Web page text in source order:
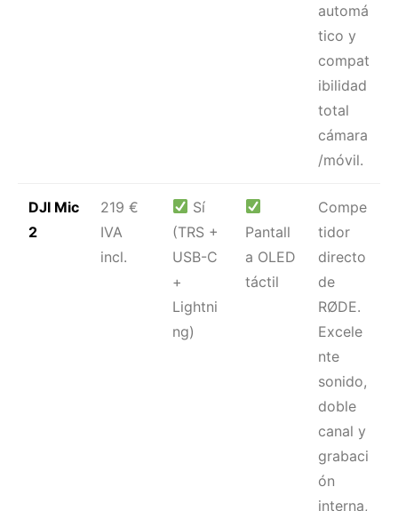
automá
tico y
compat
ibilidad
total
cámara
/móvil.
DJI Mic
2
219 €
IVA
incl.
Sí
(TRS +
USB-C
+
Lightni
ng)
Pantall
a OLED
táctil
Compe
tidor
directo
de
RØDE.
Excele
nte
sonido,
doble
canal y
grabaci
ón
interna,